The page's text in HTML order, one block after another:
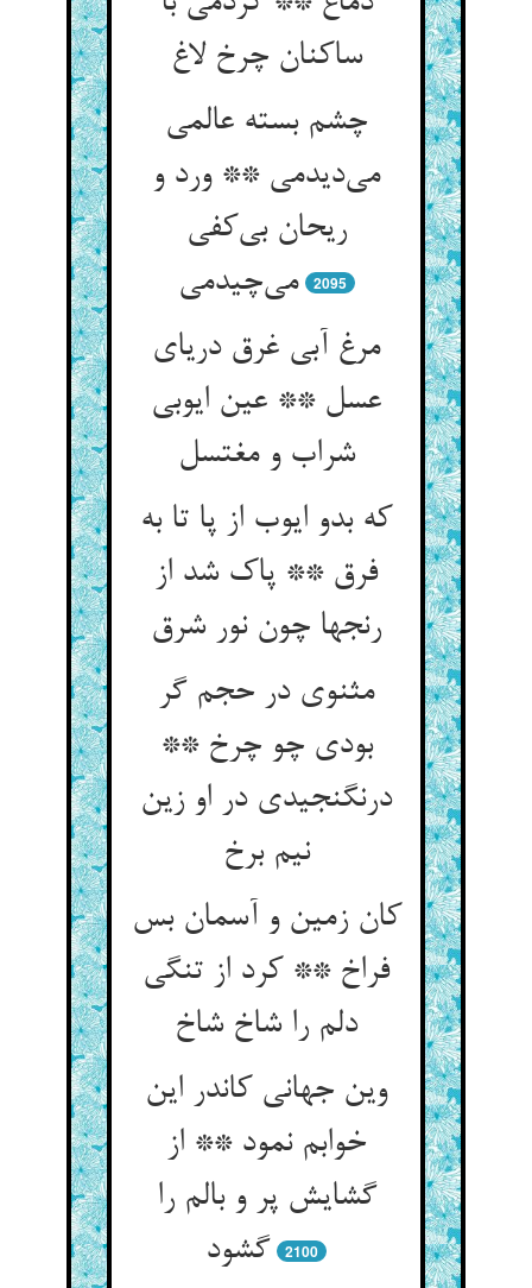
ساکنان چرخ لاغ‌‌
چشم بسته عالمی
می‌‌دیدمی ** ورد و
ریحان بی‌‌کفی
می‌‌چیدمی‌‌
2095
مرغ آبی غرق دریای
عسل ** عین ایوبی
شراب و مغتسل‌‌
که بدو ایوب از پا تا به
فرق ** پاک شد از
مثنوی در حجم گر
بودی چو چرخ **
درنگنجیدی در او زین
نیم برخ‌‌
کان زمین و آسمان بس
فراخ ** کرد از تنگی
وین جهانی کاندر این
خوابم نمود ** از
گشایش پر و بالم را
گشود
2100